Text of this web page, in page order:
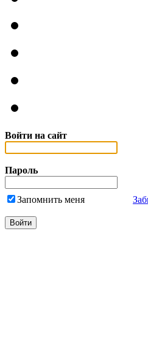
Войти на сайт
Пароль
Запомнить меня